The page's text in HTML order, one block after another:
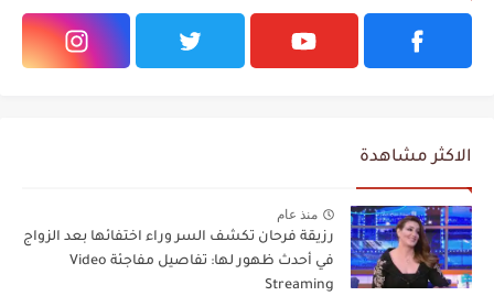
الاكثر مشاهدة
منذ عام
رزيقة فرحان تكشف السر وراء اختفائها بعد الزواج
في أحدث ظهور لها: تفاصيل مفاجئة Video
Streaming